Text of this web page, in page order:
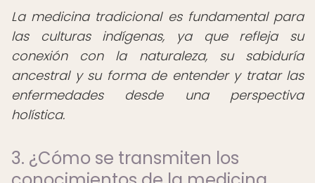
La medicina tradicional es fundamental para
las culturas indígenas, ya que refleja su
conexión con la naturaleza, su sabiduría
ancestral y su forma de entender y tratar las
enfermedades desde una perspectiva
holística.
3. ¿Cómo se transmiten los